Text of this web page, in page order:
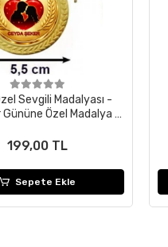
Sevgili Madalyası -
Özel Madalya -
199,00 TL
Sepete Ekle